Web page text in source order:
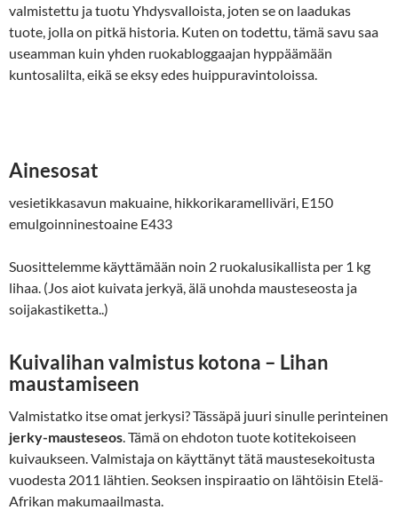
valmistettu ja tuotu Yhdysvalloista, joten se on laadukas
tuote, jolla on pitkä historia. Kuten on todettu, tämä savu saa
useamman kuin yhden ruokabloggaajan hyppäämään
kuntosalilta, eikä se eksy edes huippuravintoloissa.
Ainesosat
vesietikkasavun makuaine, hikkorikaramelliväri, E150
emulgoinninestoaine E433
Suosittelemme käyttämään noin 2 ruokalusikallista per 1 kg
lihaa. (Jos aiot kuivata jerkyä, älä unohda mausteseosta ja
soijakastiketta..)
Kuivalihan valmistus kotona – Lihan
maustamiseen
Valmistatko itse omat jerkysi? Tässäpä juuri sinulle perinteinen
jerky-mausteseos. Tämä on ehdoton tuote kotitekoiseen
kuivaukseen. Valmistaja on käyttänyt tätä maustesekoitusta
vuodesta 2011 lähtien. Seoksen inspiraatio on lähtöisin Etelä-
Afrikan makumaailmasta.